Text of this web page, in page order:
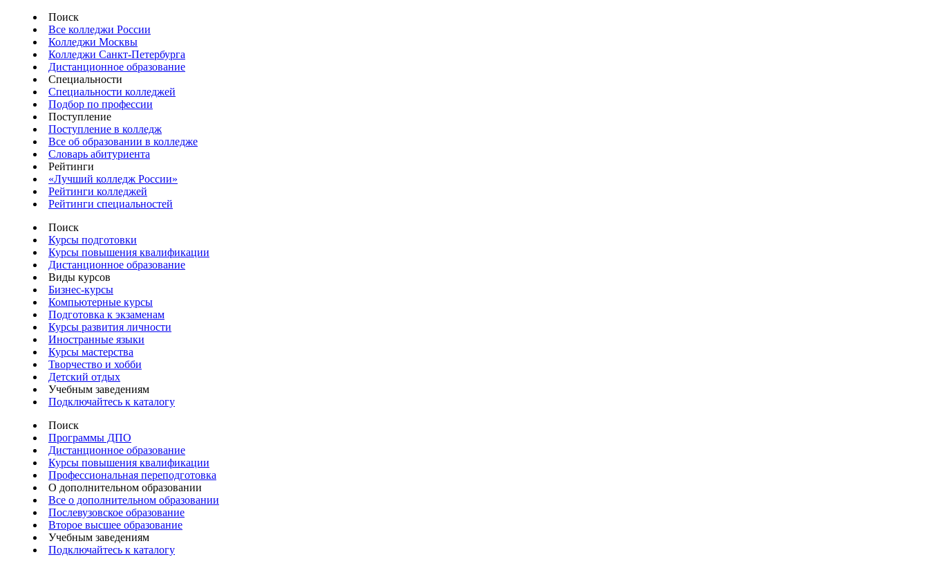
Поиск
Все колледжи России
Колледжи Москвы
Колледжи Санкт-Петербурга
Дистанционное образование
Специальности
Специальности колледжей
Подбор по профессии
Поступление
Поступление в колледж
Все об образовании в колледже
Словарь абитуриента
Рейтинги
«Лучший колледж России»
Рейтинги колледжей
Рейтинги специальностей
Поиск
Курсы подготовки
Курсы повышения квалификации
Дистанционное образование
Виды курсов
Бизнес-курсы
Компьютерные курсы
Подготовка к экзаменам
Курсы развития личности
Иностранные языки
Курсы мастерства
Творчество и хобби
Детский отдых
Учебным заведениям
Подключайтесь к каталогу
Поиск
Программы ДПО
Дистанционное образование
Курсы повышения квалификации
Профессиональная переподготовка
О дополнительном образовании
Все о дополнительном образовании
Послевузовское образование
Второе высшее образование
Учебным заведениям
Подключайтесь к каталогу